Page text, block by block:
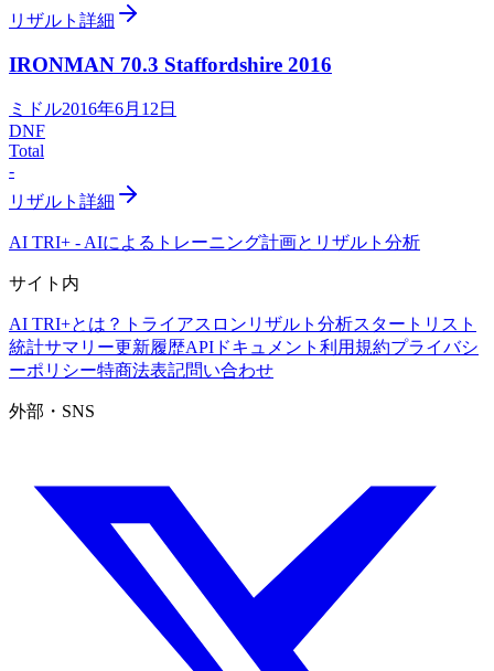
リザルト詳細
IRONMAN 70.3 Staffordshire 2016
ミドル2016年6月12日
DNF
Total
-
リザルト詳細
AI TRI+ - AIによるトレーニング計画とリザルト分析
サイト内
AI TRI+とは？ トライアスロンリザルト分析スタートリスト
統計サマリー更新履歴APIドキュメント 利用規約プライバシ
ーポリシー特商法表記問い合わせ
外部・SNS